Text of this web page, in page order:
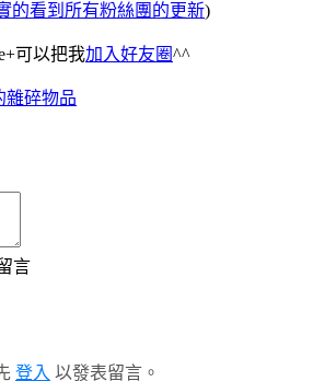
的看到所有粉絲團的更新)
可以把我加入好友圈^^
雜碎物品
言
登入 以發表留言。